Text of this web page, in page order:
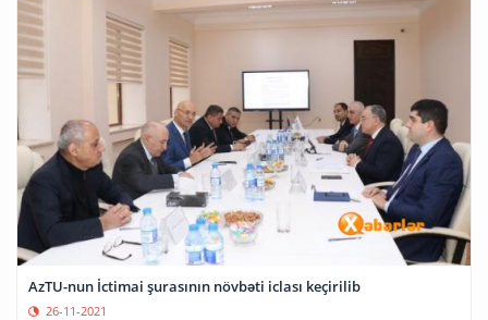
AzTU-nun İctimai şurasının növbəti iclası keçirilib
26-11-2021